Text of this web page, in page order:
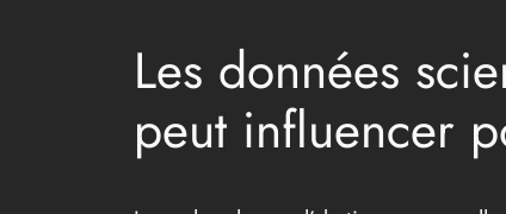
Les données
peut influencer